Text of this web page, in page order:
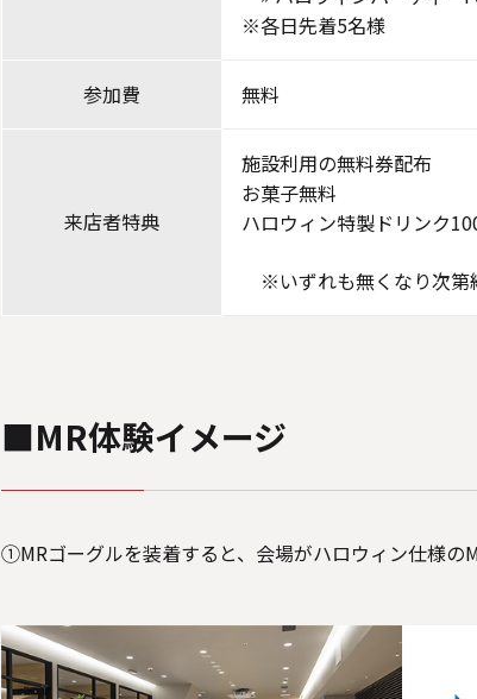
※各日先着5名様
参加費 無料
来店者特典
施設利用の無料券配布
お菓子無料
ハロウィン特製ドリンク
※いずれも無くなり次第
■MR体験イメージ
①MRゴーグルを装着すると、会場がハロウィン仕様の